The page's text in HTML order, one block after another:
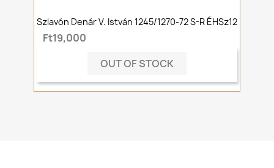
Szlavón Denár V. István 1245/1270-72 S-R ÉHSz12
Ft19,000
OUT OF STOCK